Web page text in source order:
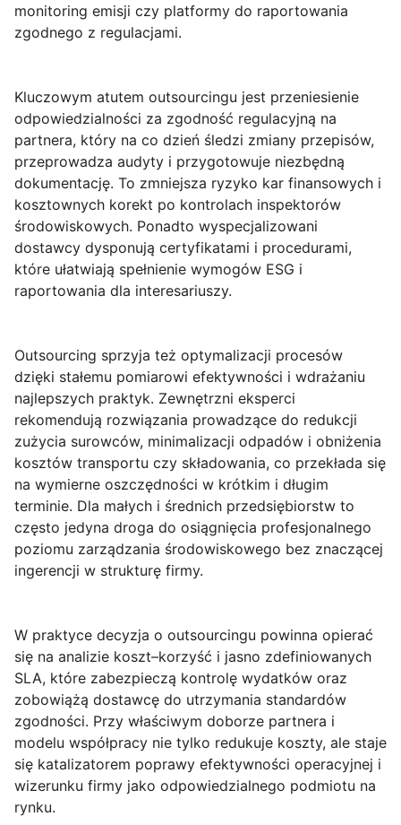
monitoring emisji czy platformy do raportowania
zgodnego z regulacjami.
Kluczowym atutem outsourcingu jest przeniesienie
odpowiedzialności za zgodność regulacyjną na
partnera, który na co dzień śledzi zmiany przepisów,
przeprowadza audyty i przygotowuje niezbędną
dokumentację. To zmniejsza ryzyko kar finansowych i
kosztownych korekt po kontrolach inspektorów
środowiskowych. Ponadto wyspecjalizowani
dostawcy dysponują certyfikatami i procedurami,
które ułatwiają spełnienie wymogów ESG i
raportowania dla interesariuszy.
Outsourcing sprzyja też optymalizacji procesów
dzięki stałemu pomiarowi efektywności i wdrażaniu
najlepszych praktyk. Zewnętrzni eksperci
rekomendują rozwiązania prowadzące do redukcji
zużycia surowców, minimalizacji odpadów i obniżenia
kosztów transportu czy składowania, co przekłada się
na wymierne oszczędności w krótkim i długim
terminie. Dla małych i średnich przedsiębiorstw to
często jedyna droga do osiągnięcia profesjonalnego
poziomu zarządzania środowiskowego bez znaczącej
ingerencji w strukturę firmy.
W praktyce decyzja o outsourcingu powinna opierać
się na analizie koszt–korzyść i jasno zdefiniowanych
SLA, które zabezpieczą kontrolę wydatków oraz
zobowiążą dostawcę do utrzymania standardów
zgodności. Przy właściwym doborze partnera i
modelu współpracy nie tylko redukuje koszty, ale staje
się katalizatorem poprawy efektywności operacyjnej i
wizerunku firmy jako odpowiedzialnego podmiotu na
rynku.